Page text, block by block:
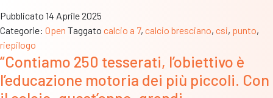
Il
Ediltre
e
Verolavecchia
Pubblicato 14 Aprile 2025
Categorie: Open Taggato calcio a 7, calcio bresciano, csi, punto,
riepilogo
“Contiamo 250 tesserati, l’obiettivo è
l’educazione motoria dei più piccoli. Con